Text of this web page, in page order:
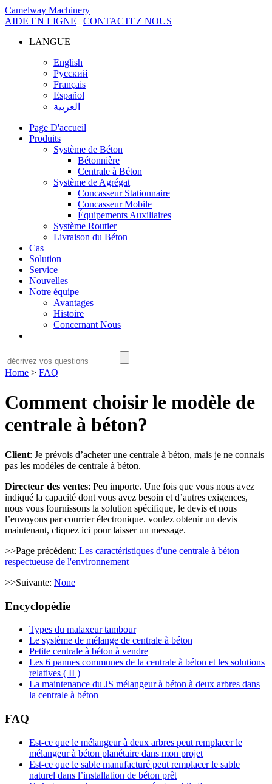
Camelway Machinery
AIDE EN LIGNE | CONTACTEZ NOUS |
LANGUE
English
Русский
Français
Español
العربية
Page D'accueil
Produits
Système de Béton
Bétonnière
Centrale à Béton
Système de Agrégat
Concasseur Stationnaire
Concasseur Mobile
Équipements Auxiliaires
Système Routier
Livraison du Béton
Cas
Solution
Service
Nouvelles
Notre équipe
Avantages
Histoire
Concernant Nous
Home > FAQ
Comment choisir le modèle de
centrale à béton?
Client: Je prévois d’acheter une centrale à béton, mais je ne connais
pas les modèles de centrale à béton.
Directeur des ventes: Peu importe. Une fois que vous nous avez
indiqué la capacité dont vous avez besoin et d’autres exigences,
nous vous fournissons la solution spécifique, le devis et nous
l’envoyons par courrier électronique. voulez obtenir un devis
maintenant, cliquez ici pour laisser un message.
>>Page précédent: Les caractéristiques d'une centrale à béton
respectueuse de l'environnement
>>Suivante: None
Encyclopédie
Types du malaxeur tambour
Le système de mélange de centrale à béton
Petite centrale à béton à vendre
Les 6 pannes communes de la centrale à béton et les solutions
relatives ( II )
La maintenance du JS mélangeur à béton à deux arbres dans
la centrale à béton
FAQ
Est-ce que le mélangeur à deux arbres peut remplacer le
mélangeur à béton planétaire dans mon projet
Est-ce que le sable manufacturé peut remplacer le sable
naturel dans l’installation de béton prêt